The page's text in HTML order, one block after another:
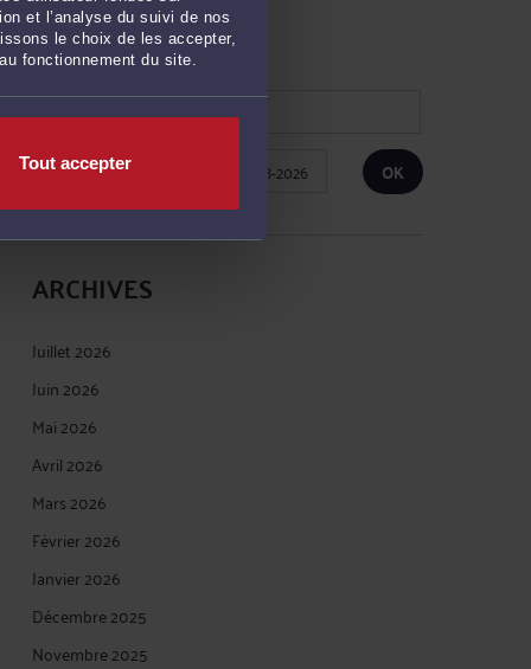
et l’analyse du suivi de nos
le choix de les accepter,
fonctionnement du site.
Tout accepter
RECHERCHE
Publié du
ARCHIVES
Juillet 2026
Juin 2026
Mai 2026
Avril 2026
Mars 2026
Février 2026
Janvier 2026
Décembre 2025
Novembre 2025